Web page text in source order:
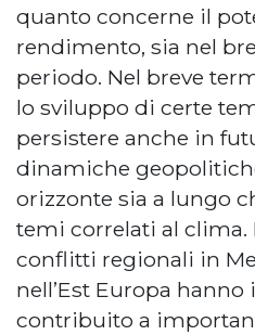
quanto concerne il
rendimento, sia nel
periodo. Nel breve
lo sviluppo di certe
persistere anche in
dinamiche
orizzonte sia a lungo
temi correlati al clima.
conflitti regionali in
nell’Est Europa
contribuito a